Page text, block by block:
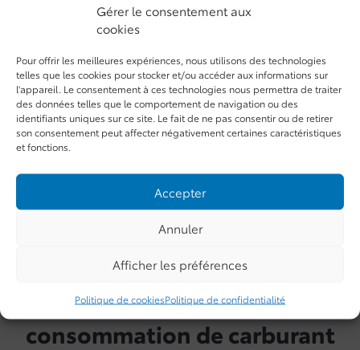
Gérer le consentement aux
cookies
Pour offrir les meilleures expériences, nous utilisons des technologies
telles que les cookies pour stocker et/ou accéder aux informations sur
l'appareil. Le consentement à ces technologies nous permettra de traiter
des données telles que le comportement de navigation ou des
identifiants uniques sur ce site. Le fait de ne pas consentir ou de retirer
son consentement peut affecter négativement certaines caractéristiques
et fonctions.
Accepter
Annuler
Afficher les préférences
Politique de cookiesPolitique de confidentialité
Apple CarPlay – Comment se
connecter
Informations de
consommation de carburant